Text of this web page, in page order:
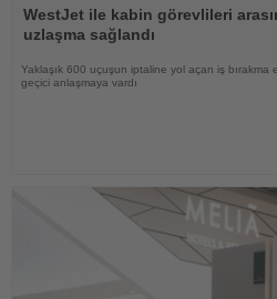
Oku
WestJet ile kabin görevlileri
uzlaşma sağlandı
Yaklaşık 600 uçuşun iptaline yol açan iş bırakma
geçici anlaşmaya vardı